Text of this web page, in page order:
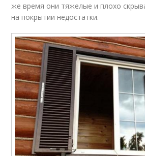
же время они тяжелые и плохо
на покрытии недостатки.